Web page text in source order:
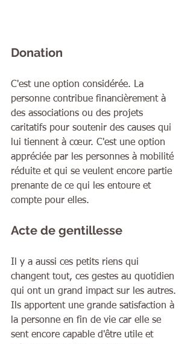
Donation
C'est une option considérée. La
personne contribue financièrement à
des associations ou des projets
caritatifs pour soutenir des causes qui
lui tiennent à cœur. C'est une option
appréciée par les personnes à mobilité
réduite et qui se veulent encore partie
prenante de ce qui les entoure et
compte pour elles.
Acte de gentillesse
Il y a aussi ces petits riens qui
changent tout, ces gestes au quotidien
qui ont un grand impact sur les autres.
Ils apportent une grande satisfaction à
la personne en fin de vie car elle se
sent encore capable d'être utile et